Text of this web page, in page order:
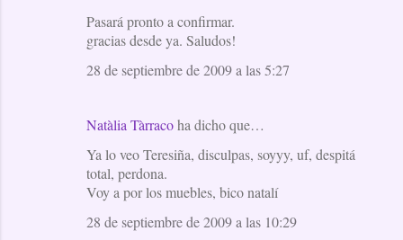
Pasará pronto a confirmar.
gracias desde ya. Saludos!
28 de septiembre de 2009 a las 5:27
Natàlia Tàrracoha dicho que…
Ya lo veo Teresiña, disculpas, soyyy, uf, despitá
total, perdona.
Voy a por los muebles, bico natalí
28 de septiembre de 2009 a las 10:29